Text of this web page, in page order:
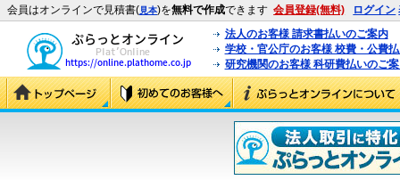
会員はオンラインで見積書(見本)を無料で作成できます 会員登録(無料) ログイン
法人のお客様 請求書払いのご案内
学校・官公庁のお客様 校費・公費
研究機関のお客様 科研費払いのご